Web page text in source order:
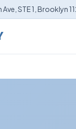
Ave, STE 1, Brooklyn